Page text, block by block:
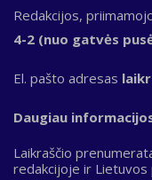
Redakcijos,
4-2 (nuo gatvės
El. pašto adresas
Daugiau
Laikraščio
redakcijoje ir Lietuvos